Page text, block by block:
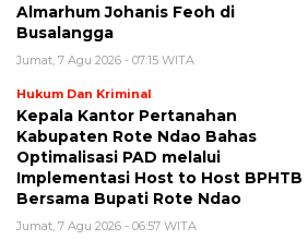
Almarhum Johanis Feoh di
Busalangga
Jumat, 7 Agu 2026 - 07:15 WITA
Hukum Dan Kriminal
Kepala Kantor Pertanahan
Kabupaten Rote Ndao Bahas
Optimalisasi PAD melalui
Implementasi Host to Host BPHTB
Bersama Bupati Rote Ndao
Jumat, 7 Agu 2026 - 06:57 WITA